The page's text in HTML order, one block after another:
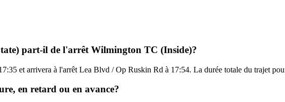
part-il de l'arrêt Wilmington TC (Inside)?
et arrivera à l'arrêt Lea Blvd / Op Ruskin Rd à 17:54. La durée totale du trajet
en retard ou en avance?